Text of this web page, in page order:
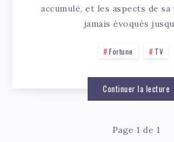
accumulé, et les aspects de
jamais évoqués
Fortune TV
Continuer la lecture
Page 1 de 1